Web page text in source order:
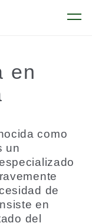
en
como
un
de
en
del